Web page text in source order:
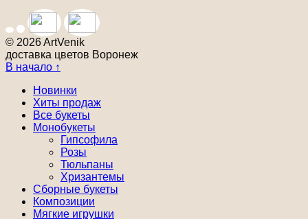
© 2026 ArtVenik
доставка цветов Воронеж
В начало ↑
Новинки
Хиты продаж
Все букеты
Монобукеты
Гипсофила
Розы
Тюльпаны
Хризантемы
Сборные букеты
Композиции
Мягкие игрушки